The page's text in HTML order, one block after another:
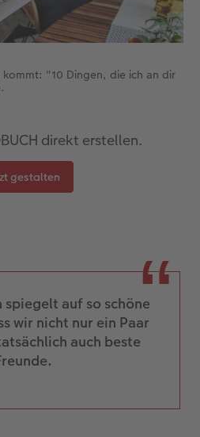
"10 Dingen, die ich an dir
direkt erstellen.
gestalten
spiegelt auf so schöne
wir nicht nur ein Paar
auch beste